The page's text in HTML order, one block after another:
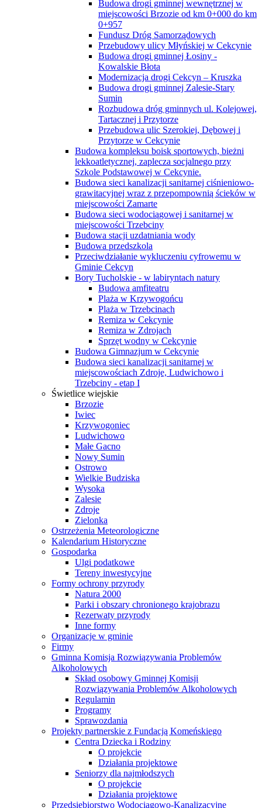
Budowa drogi gminnej wewnętrznej w
miejscowości Brzozie od km 0+000 do km
0+957
Fundusz Dróg Samorządowych
Przebudowy ulicy Młyńskiej w Cekcynie
Budowa drogi gminnej Łosiny -
Kowalskie Błota
Modernizacja drogi Cekcyn – Kruszka
Budowa drogi gminnej Zalesie-Stary
Sumin
Rozbudowa dróg gminnych ul. Kolejowej,
Tartacznej i Przytorze
Przebudowa ulic Szerokiej, Dębowej i
Przytorze w Cekcynie
Budowa kompleksu boisk sportowych, bieżni
lekkoatletycznej, zaplecza socjalnego przy
Szkole Podstawowej w Cekcynie.
Budowa sieci kanalizacji sanitarnej ciśnieniowo-
grawitacyjnej wraz z przepompownią ścieków w
miejscowości Zamarte
Budowa sieci wodociągowej i sanitarnej w
miejscowości Trzebciny
Budowa stacji uzdatniania wody
Budowa przedszkola
Przeciwdziałanie wykluczeniu cyfrowemu w
Gminie Cekcyn
Bory Tucholskie - w labiryntach natury
Budowa amfiteatru
Plaża w Krzywogońcu
Plaża w Trzebcinach
Remiza w Cekcynie
Remiza w Zdrojach
Sprzęt wodny w Cekcynie
Budowa Gimnazjum w Cekcynie
Budowa sieci kanalizacji sanitarnej w
miejscowościach Zdroje, Ludwichowo i
Trzebciny - etap I
Świetlice wiejskie
Brzozie
Iwiec
Krzywogoniec
Ludwichowo
Małe Gacno
Nowy Sumin
Ostrowo
Wielkie Budziska
Wysoka
Zalesie
Zdroje
Zielonka
Ostrzeżenia Meteorologiczne
Kalendarium Historyczne
Gospodarka
Ulgi podatkowe
Tereny inwestycyjne
Formy ochrony przyrody
Natura 2000
Parki i obszary chronionego krajobrazu
Rezerwaty przyrody
Inne formy
Organizacje w gminie
Firmy
Gminna Komisja Rozwiązywania Problemów
Alkoholowych
Skład osobowy Gminnej Komisji
Rozwiązywania Problemów Alkoholowych
Regulamin
Programy
Sprawozdania
Projekty partnerskie z Fundacją Komeńskiego
Centra Dziecka i Rodziny
O projekcie
Działania projektowe
Seniorzy dla najmłodszych
O projekcie
Działania projektowe
Przedsiębiorstwo Wodociągowo-Kanalizacyjne